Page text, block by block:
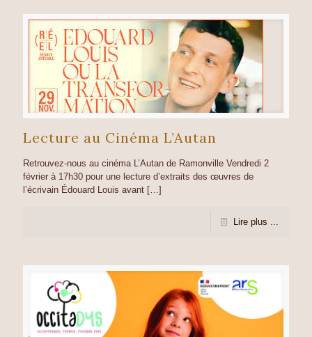
Lecture au Cinéma L’Autan
Retrouvez-nous au cinéma L’Autan de Ramonville Vendredi 2
février à 17h30 pour une lecture d’extraits des œuvres de
l’écrivain Édouard Louis avant […]
Lire plus ...